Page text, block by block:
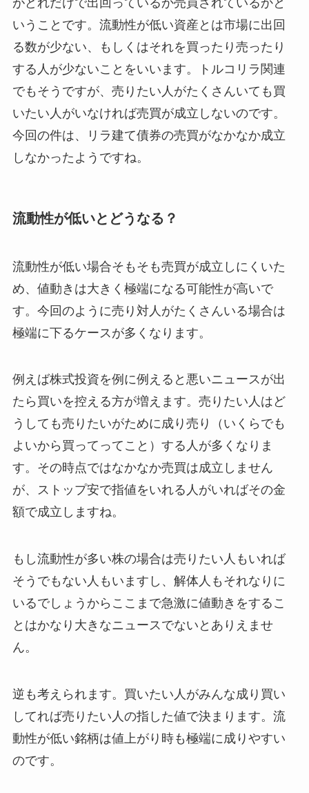
がどれだけで出回っているか売買されているかと
いうことです。流動性が低い資産とは市場に出回
る数が少ない、もしくはそれを買ったり売ったり
する人が少ないことをいいます。トルコリラ関連
でもそうですが、売りたい人がたくさんいても買
いたい人がいなければ売買が成立しないのです。
今回の件は、リラ建て債券の売買がなかなか成立
しなかったようですね。
流動性が低いとどうなる？
流動性が低い場合そもそも売買が成立しにくいた
め、 値動きは大きく極端になる可能性が高いで
す。今回のように売り対人がたくさんいる場合は
極端に下るケースが多くなります。
例えば株式投資を例に例えると悪いニュースが出
たら買いを控える方が増えます。売りたい人はど
うしても売りたいがために成り売り（いくらでも
よいから買ってってこと）する人が多くなりま
す。その時点ではなかなか売買は成立しません
が、ストップ安で指値をいれる人がいればその金
額で成立しますね。
もし流動性が多い株の場合は売りたい人もいれば
そうでもない人もいますし、解体人もそれなりに
いるでしょうからここまで急激に値動きをするこ
とはかなり大きなニュースでないとありえませ
ん。
逆も考えられます。買いたい人がみんな成り買い
してれば売りたい人の指した値で決まります。流
動性が低い銘柄は値上がり時も極端に成りやすい
のです。